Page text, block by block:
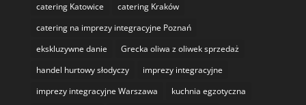
catering Katowice
catering Kraków
catering na imprezy integracyjne Poznań
ekskluzywne danie
Grecka oliwa z oliwek sprzedaż
handel hurtowy słodyczy
imprezy integracyjne
imprezy integracyjne Warszawa
kuchnia egzotyczna